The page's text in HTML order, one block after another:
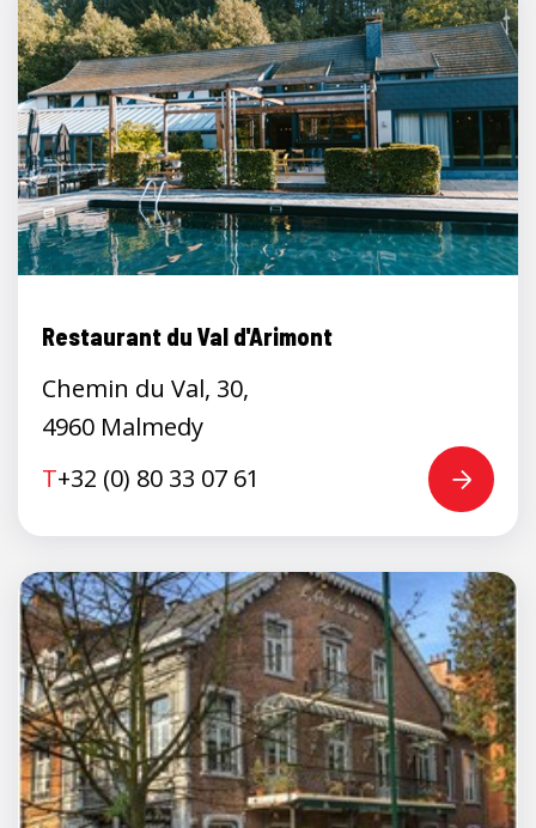
Restaurant du Val d'Arimont
Chemin du Val, 30,
4960 Malmedy
T+32 (0) 80 33 07 61